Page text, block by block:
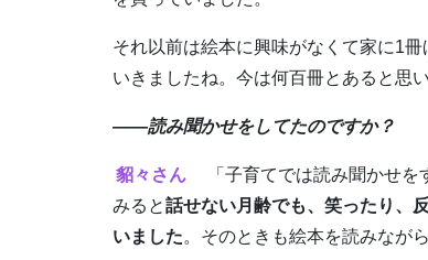
それ以前は絵本に興味がなくて家に1
いきましたね。今は何百冊とあると思い
――読み聞かせをしてたのですか？
貂々さん
「子育てでは読み聞かせ
みると話せない月齢でも、笑ったり、
いました。そのときも絵本を読みなが